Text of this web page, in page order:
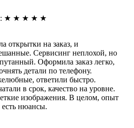
: ★ ★ ★ ★ ★
открытки на заказ, и
Сервисинг неплохой, но
Оформила заказ легко,
детали по телефону.
ответили быстро.
в срок, качество на уровне.
изображения. В целом, опыт
нюансы.